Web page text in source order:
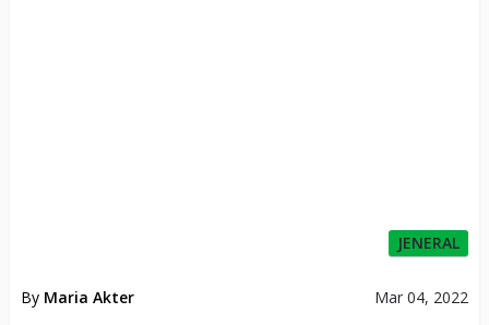
JENERAL
By Maria Akter Mar 04, 2022